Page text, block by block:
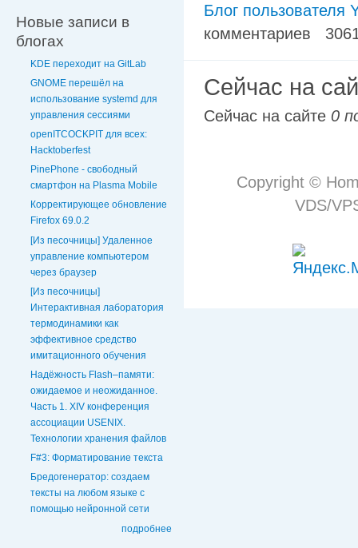
Новые записи в
блогах
KDE переходит на GitLab
GNOME перешёл на
использование systemd для
управления сессиями
openITCOCKPIT для всех:
Hacktoberfest
PinePhone - свободный
смартфон на Plasma Mobile
Корректирующее обновление
Firefox 69.0.2
[Из песочницы] Удаленное
управление компьютером
через браузер
[Из песочницы]
Интерактивная лаборатория
термодинамики как
эффективное средство
имитационного обучения
Надёжность Flash–памяти:
ожидаемое и неожиданное.
Часть 1. XIV конференция
ассоциации USENIX.
Технологии хранения файлов
F#3: Форматирование текста
Бредогенератор: создаем
тексты на любом языке с
помощью нейронной сети
подробнее
Блог пользователя
комментариев
Сейчас на
Сейчас на сайте 0
Copyright ©
VDS/